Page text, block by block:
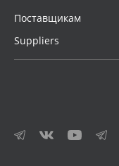
Поставщикам
Suppliers